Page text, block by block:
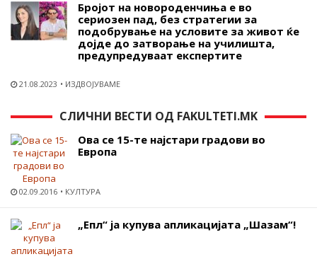
Бројот на новороденчиња е во
сериозен пад, без стратегии за
подобрување на условите за живот ќе
дојде до затворање на училишта,
предупредуваат експертите
21.08.2023 ИЗДВОЈУВАМЕ
СЛИЧНИ ВЕСТИ ОД FAKULTETI.MK
Ова се 15-те најстари градови во
Европа
02.09.2016 КУЛТУРА
„Епл“ ја купува апликацијата „Шазам“!